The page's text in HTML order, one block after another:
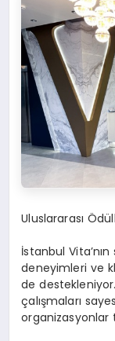
Uluslararası
İstanbul
deneyimleri ve
de
çalışmaları
organizasyonlar